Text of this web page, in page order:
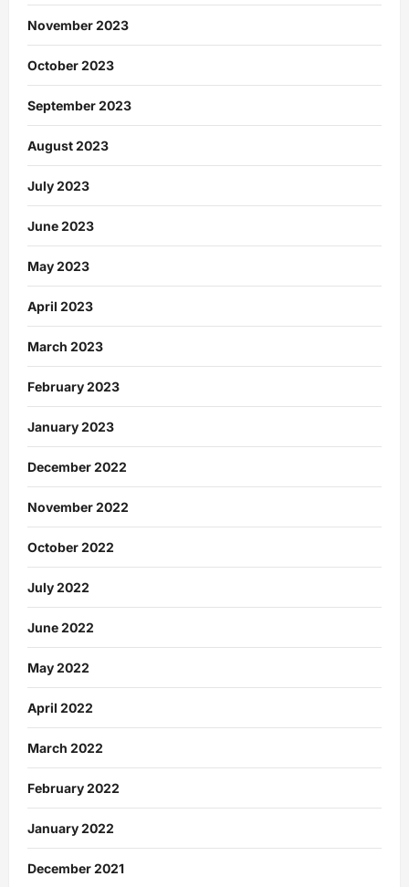
November 2023
October 2023
September 2023
August 2023
July 2023
June 2023
May 2023
April 2023
March 2023
February 2023
January 2023
December 2022
November 2022
October 2022
July 2022
June 2022
May 2022
April 2022
March 2022
February 2022
January 2022
December 2021